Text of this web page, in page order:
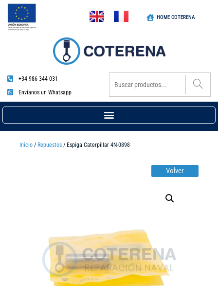
HOME COTERENA
+34 986 344 031
Envíanos un Whatsapp
Inicio / Repuestos / Espiga Caterpillar 4N-0898
Volver